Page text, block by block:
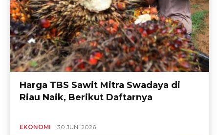
Harga TBS Sawit Mitra Swadaya di
Riau Naik, Berikut Daftarnya
EKONOMI 30 JUNI 2026